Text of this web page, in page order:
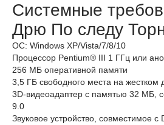
Системные
Дрю По следу
ОС: Windows XP/Vista/7/8/10
Процессор Pentium® III 1 ГГц или
256 МБ оперативной памяти
3,5 ГБ свободного места на жестком
3D-видеоадаптер с памятью 32 МБ,
9.0
Звуковое устройство, совместимое с